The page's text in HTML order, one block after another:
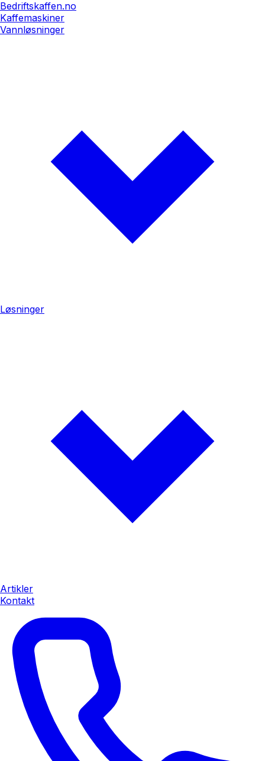
Bedriftskaffen.no
Kaffemaskiner
Vannløsninger
Løsninger
Artikler
Kontakt